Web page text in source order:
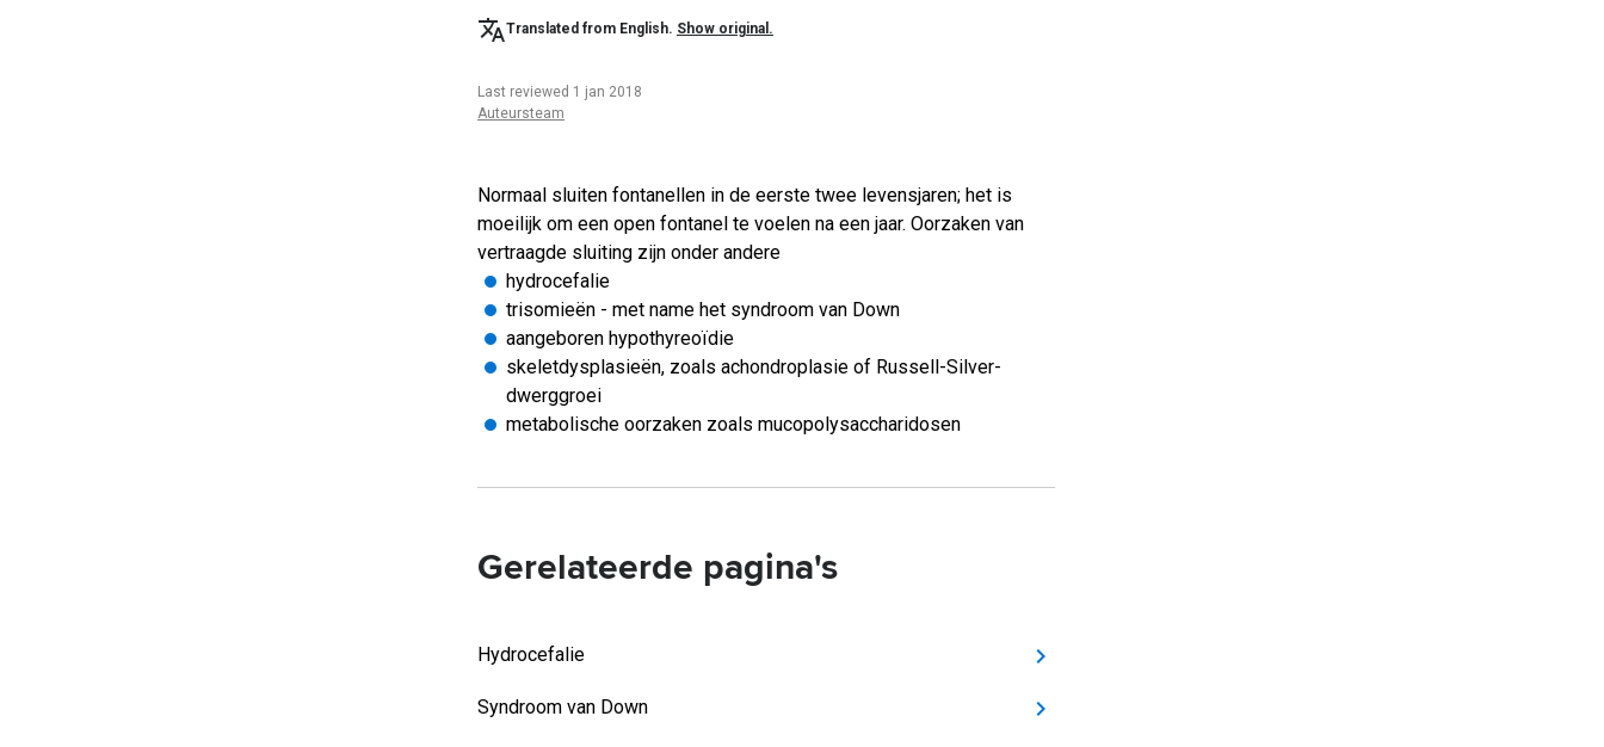
Translated from English. Show original.
Last reviewed 1 jan 2018
Auteursteam
Normaal sluiten fontanellen in de eerste twee levensjaren; het is
moeilijk om een open fontanel te voelen na een jaar. Oorzaken van
vertraagde sluiting zijn onder andere
hydrocefalie
trisomieën - met name het syndroom van Down
aangeboren hypothyreoïdie
skeletdysplasieën, zoals achondroplasie of Russell-Silver-
dwerggroei
metabolische oorzaken zoals mucopolysaccharidosen
Gerelateerde pagina's
Hydrocefalie
Syndroom van Down